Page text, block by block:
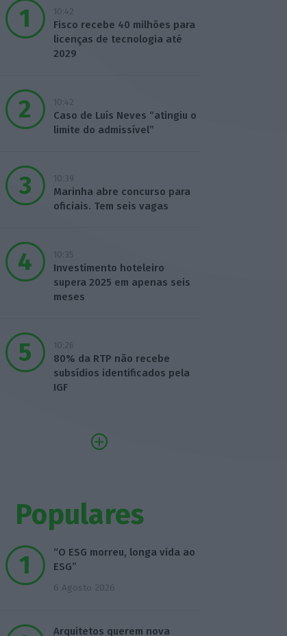
10:42
Fisco recebe 40 milhões para
licenças de tecnologia até
2029
10:42
Caso de Luís Neves “atingiu o
limite do admissível”
10:39
Marinha abre concurso para
oficiais. Tem seis vagas
10:35
Investimento hoteleiro
supera 2025 em apenas seis
meses
10:26
80% da RTP não recebe
subsídios identificados pela
IGF
Populares
“O ESG morreu, longa vida ao
ESG”
6 Agosto 2026
Arquitetos querem nova